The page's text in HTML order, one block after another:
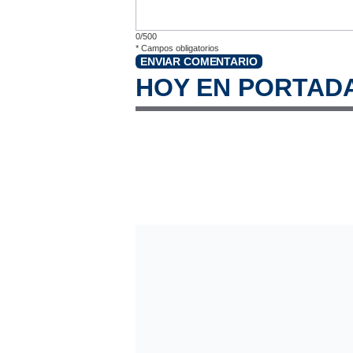
0/500
* Campos obligatorios
ENVIAR COMENTARIO
HOY EN